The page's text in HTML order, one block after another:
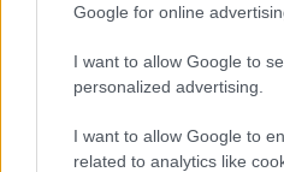
Google for online
I want to allow Google to
personalized advertising.
I want to allow Google to
related to analytics like
NECROLOGIE
Mario Malu